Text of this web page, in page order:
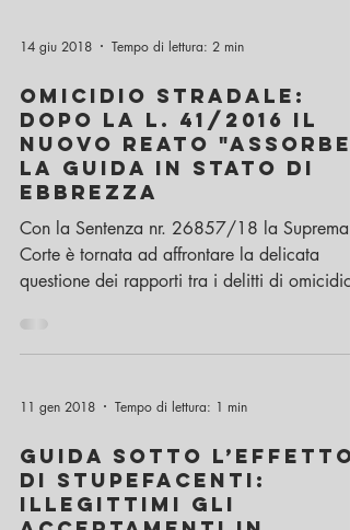
14 giu 2018 Tempo di lettura: 2 min
Omicidio stradale:
dopo la L. 41/2016 il
nuovo reato
la guida in stato di
ebbrezza
11 gen 2018 Tempo di lettura: 1 min